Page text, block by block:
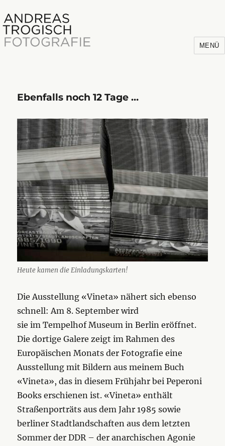
Andreas Trogisch
MENÜ
Ebenfalls noch 12 Tage …
Heute kamen die Einladungskarten!
Die Ausstellung «Vineta» nähert sich ebenso
schnell: Am 8. September wird
sie im Tempelhof Museum in Berlin eröffnet.
Die dortige Galere zeigt im Rahmen des
Europäischen Monats der Fotografie eine
Ausstellung mit Bildern aus meinem Buch
«Vineta», das in diesem Frühjahr bei Peperoni
Books erschienen ist. «Vineta» enthält
Straßenporträts aus dem Jahr 1985 sowie
berliner Stadtlandschaften aus dem letzten
Sommer der DDR – der anarchischen Agonie